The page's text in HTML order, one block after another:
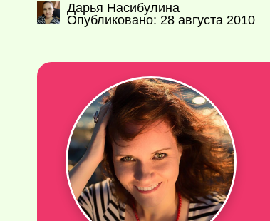
Дарья Насибулина
Опубликовано: 28 августа 2010